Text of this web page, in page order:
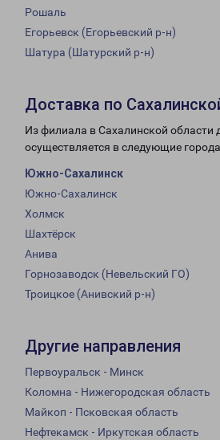
Рошаль
Егорьевск (Егорьевский р-н)
Шатура (Шатурский р-н)
Доставка по
Из филиала в Сахалинской области
осуществляется в следующие
Южно-Сахалинск
Южно-Сахалинск
Холмск
Шахтёрск
Анива
Горнозаводск (Невельский ГО)
Троицкое (Анивский р-н)
Другие направления
Первоуральск - Минск
Коломна - Нижегородская область
Майкоп - Псковская область
Нефтекамск - Иркутская область